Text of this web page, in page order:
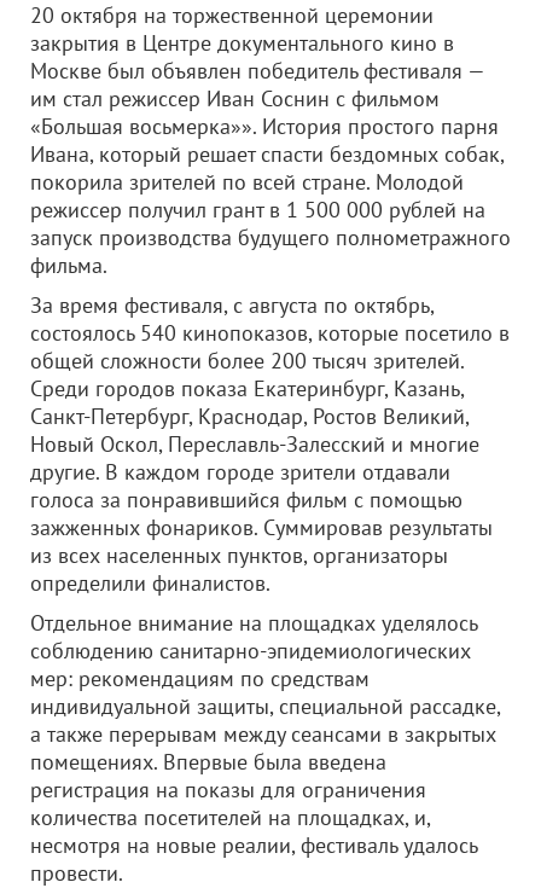
20 октября на торжественной церемонии
закрытия в Центре документального кино в
Москве был объявлен победитель фестиваля —
им стал режиссер Иван Соснин с фильмом
«Большая восьмерка»». История простого парня
Ивана, который решает спасти бездомных собак,
покорила зрителей по всей стране. Молодой
режиссер получил грант в 1 500 000 рублей на
запуск производства будущего полнометражного
фильма.
За время фестиваля, с августа по октябрь,
состоялось 540 кинопоказов, которые посетило в
общей сложности более 200 тысяч зрителей.
Среди городов показа Екатеринбург, Казань,
Санкт-Петербург, Краснодар, Ростов Великий,
Новый Оскол, Переславль-Залесский и многие
другие. В каждом городе зрители отдавали
голоса за понравившийся фильм с помощью
зажженных фонариков. Суммировав результаты
из всех населенных пунктов, организаторы
определили финалистов.
Отдельное внимание на площадках уделялось
соблюдению санитарно-эпидемиологических
мер: рекомендациям по средствам
индивидуальной защиты, специальной рассадке,
а также перерывам между сеансами в закрытых
помещениях. Впервые была введена
регистрация на показы для ограничения
количества посетителей на площадках, и,
несмотря на новые реалии, фестиваль удалось
провести.